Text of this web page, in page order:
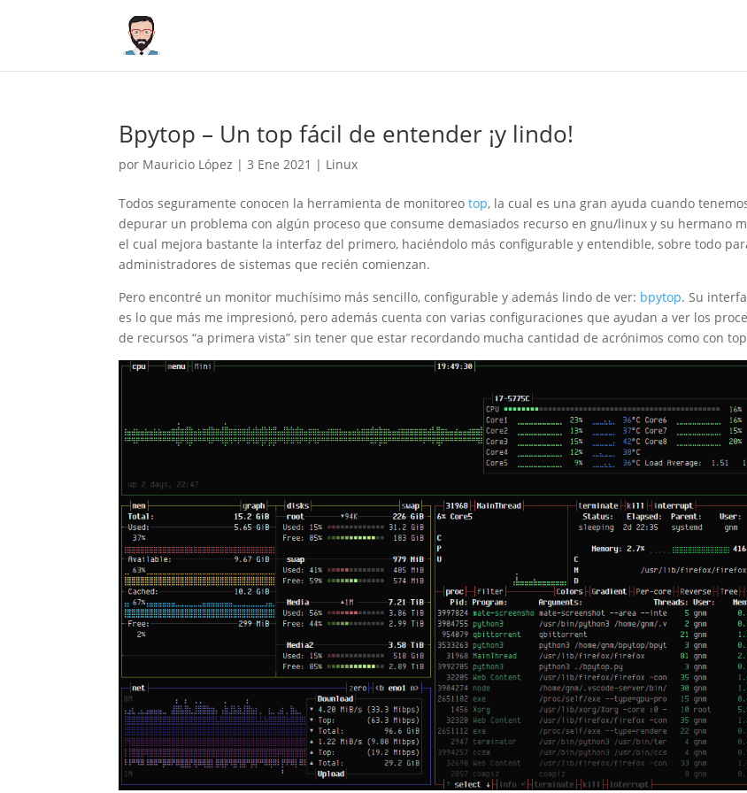
Bpytop – Un top fácil de entender ¡y lindo!
por Mauricio López |3 Ene 2021 | Linux
Todos seguramente conocen la herramienta de monitoreotop, la cual es una gran ayuda cuando
depurar un problema con algún proceso que consume demasiados recurso en gnu/linux y su hermano
el cual mejora bastante la interfaz del primero, haciéndolo más configurable y entendible, sobre todo
administradores de sistemas que recién comienzan.
Pero encontré un monitor muchísimo más sencillo, configurable y además lindo de ver: bpytop. Su
es lo que más me impresionó, pero además cuenta con varias configuraciones que ayudan a ver los
de recursos “a primera vista” sin tener que estar recordando mucha cantidad de acrónimos como con